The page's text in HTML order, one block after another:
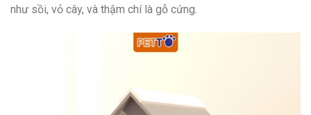
như sồi, vỏ cây, và thậm chí là gỗ cứng.